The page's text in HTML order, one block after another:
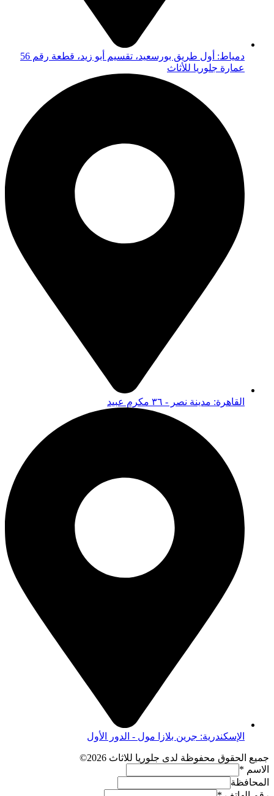
دمياط: أول طريق بورسعيد، تقسيم أبو زيد، قطعة رقم 56
عمارة جلوريا للأثاث
القاهرة: مدينة نصر - ٣٦ مكرم عبيد
الإسكندرية: جرين بلازا مول - الدور الأول
جميع الحقوق محفوظة لدى جلوريا للاثاث 2026©
الاسم *
المحافظة